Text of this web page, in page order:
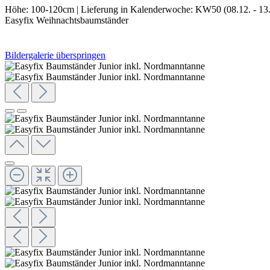
Höhe: 100-120cm | Lieferung in Kalenderwoche: KW50 (08.12. -
Easyfix Weihnachtsbaumständer
Bildergalerie überspringen